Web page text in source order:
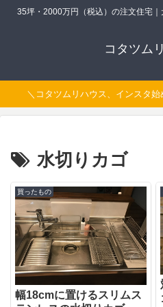
35坪・2000万円（税込）の注文住宅
コタツム
＼コタツムリハウス、インスタ
水切りカゴ
買ったもの
幅18cmに置けるスリムス